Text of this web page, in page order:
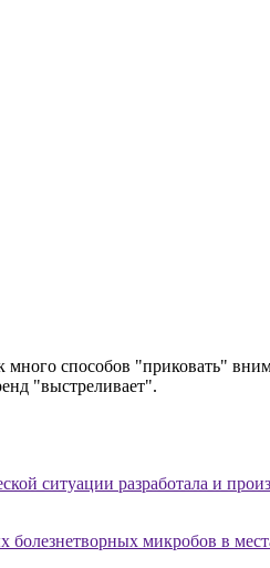
много способов "приковать"
"выстреливает".
ситуации разработала и
микробов в